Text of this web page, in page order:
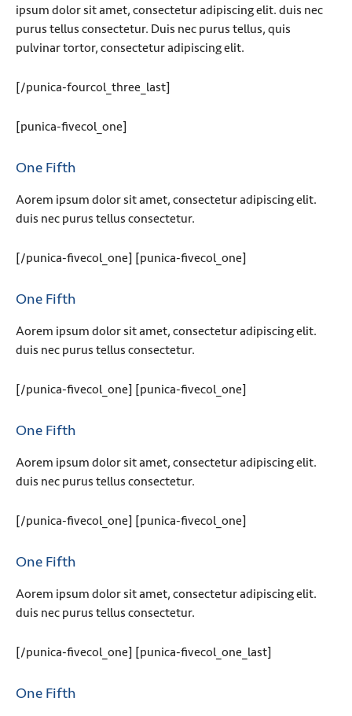
ipsum dolor sit amet, consectetur adipiscing elit. duis nec
purus tellus consectetur. Duis nec purus tellus, quis
pulvinar tortor, consectetur adipiscing elit.
[/punica-fourcol_three_last]
[punica-fivecol_one]
One Fifth
Aorem ipsum dolor sit amet, consectetur adipiscing elit.
duis nec purus tellus consectetur.
[/punica-fivecol_one] [punica-fivecol_one]
One Fifth
Aorem ipsum dolor sit amet, consectetur adipiscing elit.
duis nec purus tellus consectetur.
[/punica-fivecol_one] [punica-fivecol_one]
One Fifth
Aorem ipsum dolor sit amet, consectetur adipiscing elit.
duis nec purus tellus consectetur.
[/punica-fivecol_one] [punica-fivecol_one]
One Fifth
Aorem ipsum dolor sit amet, consectetur adipiscing elit.
duis nec purus tellus consectetur.
[/punica-fivecol_one] [punica-fivecol_one_last]
One Fifth